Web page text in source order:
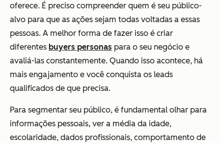
oferece. É preciso compreender quem é seu público-
alvo para que as ações sejam todas voltadas a essas
pessoas. A melhor forma de fazer isso é criar
diferentes buyers personas para o seu negócio e
avaliá-las constantemente. Quando isso acontece, há
mais engajamento e você conquista os leads
qualificados de que precisa.
Para segmentar seu público, é fundamental olhar para
informações pessoais, ver a média da idade,
escolaridade, dados profissionais, comportamento de